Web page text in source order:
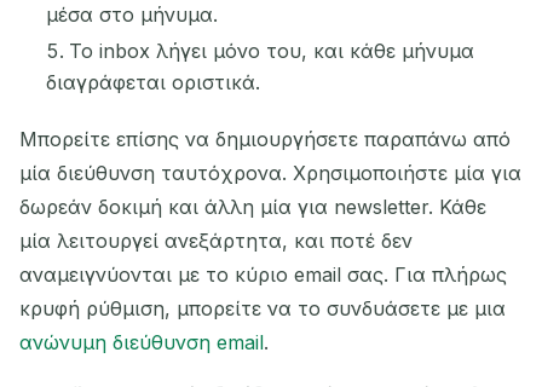
Περιμένοντας εισερχόμενα email...
Ανανέωση
μέσα στο μήνυμα.
Το inbox λήγει μόνο του, και κάθε μήνυμα
διαγράφεται οριστικά.
Μπορείτε επίσης να δημιουργήσετε παραπάνω από
μία διεύθυνση ταυτόχρονα. Χρησιμοποιήστε μία για
δωρεάν δοκιμή και άλλη μία για newsletter. Κάθε
μία λειτουργεί ανεξάρτητα, και ποτέ δεν
αναμειγνύονται με το κύριο email σας. Για πλήρως
κρυφή ρύθμιση, μπορείτε να το συνδυάσετε με μια
ανώνυμη διεύθυνση email.